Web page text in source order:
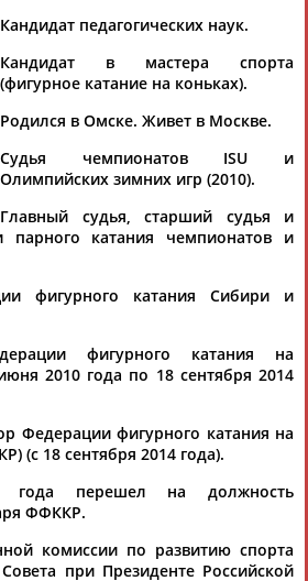
Коган"
фигуристки Вероники Жилиной в
интервью ТАСС генеральный
Коган, заявка Жилиной на
на коньках России провела
выступающих на чемпионате
катания на коньках
выразил уверенность в скором
Кандидат педагогических наук.
Кандидат в мастера спорта
(фигурное катание на коньках).
Родился в Омске. Живет в Москве.
Судья чемпионатов ISU и
Олимпийских зимних игр (2010).
Главный судья, старший судья и
парного катания чемпионатов и
фигурного катания Сибири и
фигурного катания на
2010 года по 18 сентября 2014
Федерации фигурного катания на
(с 18 сентября 2014 года).
года перешел на должность
ФФККР.
комиссии по развитию спорта
при Президенте Российской